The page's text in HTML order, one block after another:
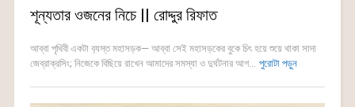
শূন্যতার ওজনের নিচে || রোদ্দুর রিফাত
আব্বা পৃথিবী একটা ব‍্যস্ত মহাসড়ক— আব্বা সেই মহাসড়কের বুকে চিৎ হয়ে শুয়ে থাকা সাদা
জেব্রাক্রসিং; নিজেকে বিছিয়ে রাখেন আমাদের সমস্যা ও দুর্ঘটনার আগ... পুরোটা পড়ুন